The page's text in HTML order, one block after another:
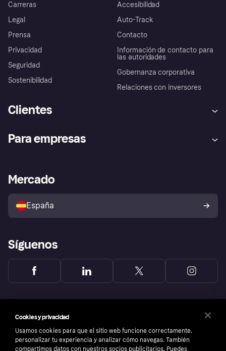
Carreras
Legal
Prensa
Privacidad
Seguridad
Sostenibilidad
Accesibilidad
Auto-Track
Contacto
Información de contacto para
las autoridades
Gobernanza corporativa
Relaciones con inversores
Clientes
Inicio de sesión
Directorio de tiendas
Política de protección al
comprador de Klarna
Reclamaciones
Para empresas
Acceso empresas
Mercado
España
Síguenos
Cookies y privacidad
Usamos cookies para que el sitio web funcione correctamente,
personalizar tu experiencia y analizar cómo navegas. También
compartimos datos con nuestros socios publicitarios. Puedes